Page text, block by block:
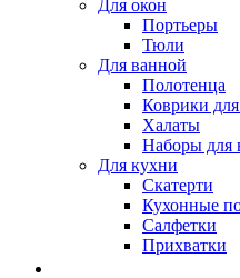
Для окон
Портьеры
Тюли
Для ванной
Полотенца
Коврики
Халаты
Наборы для
Для кухни
Скатерти
Кухонные
Салфетки
Прихватки